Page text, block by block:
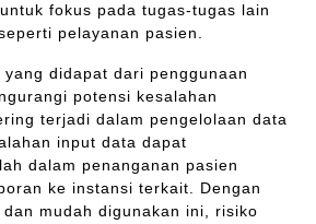
fokus pada tugas-tugas lain
pelayanan pasien.
didapat dari penggunaan
potensi kesalahan
terjadi dalam pengelolaan data
input data dapat
dalam penanganan pasien
ke instansi terkait. Dengan
mudah digunakan ini, risiko